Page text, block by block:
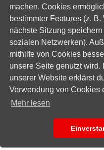
machen. Cookies
bestimmter Features (z.
nächste Sitzung
sozialen Netzwerken).
mithilfe von Cookies
unsere Seite genutzt wird.
unserer Website erklärst
Verwendung von Cookies
Mehr lesen